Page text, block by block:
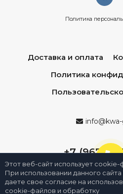
Политика
Доставка и оплата
Политика
+7 (967)
Этот веб-сайт использует cookie-
При использовании данного сайта
даете свое согласие на
cookie-файлов и обработку